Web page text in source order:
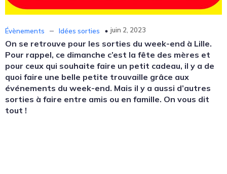
Évènements – Idées sorties juin 2, 2023
On se retrouve pour les sorties du week-end à Lille.
Pour rappel, ce dimanche c’est la fête des mères et
pour ceux qui souhaite faire un petit cadeau, il y a de
quoi faire une belle petite trouvaille grâce aux
événements du week-end. Mais il y a aussi d’autres
sorties à faire entre amis ou en famille. On vous dit
tout !